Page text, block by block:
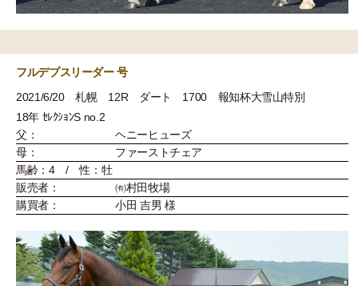
フルデプスリーダー 号
2021/6/20 札幌 12R ダート 1700 報知杯大雪山特別
18年 ｾﾚｸｼｮﾝS no.2
父：
ヘニーヒューズ
母：
ファーストチェア
馬齢：4 / 性：牡
販売者：
㈲村田牧場
購買者：
小田 吉男 様